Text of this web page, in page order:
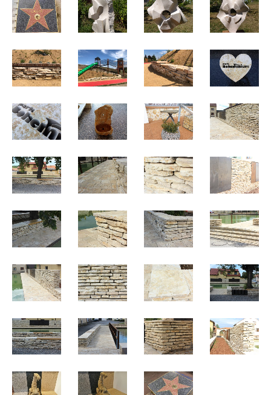
DLAŽEBNÍ KOSTKY
KAMENNÉ DLAŽBY, OBKLADY
ZAKÁZKY NA MÍRU
VÝPRODEJ
BLOG
KONTAKT